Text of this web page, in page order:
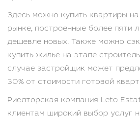
Здесь можно купить квартиры
рынке, построенные более пяти
дешевле новых. Также можно
купить жилье на этапе
случае застройщик может
30% от стоимости готовой
Риелторская компания Leto
клиентам широкий выбор услуг